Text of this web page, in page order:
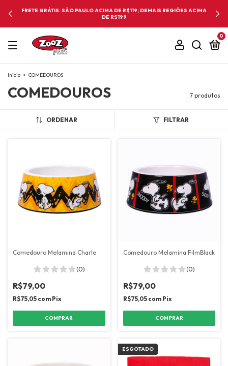
FRETE GRÁTIS: SÃO PAULO ACIMA DE R$119; DEMAIS REGIÕES ACIMA
DE R$199
0
Início > COMEDOUROS
COMEDOUROS 7 produtos
ORDENAR FILTRAR
Comedouro Melamina Charle
(0)
R$79,00
R$75,05 com Pix
COMPRAR
Comedouro Melamina FilmBlack
(0)
R$79,00
R$75,05 com Pix
COMPRAR
ESGOTADO